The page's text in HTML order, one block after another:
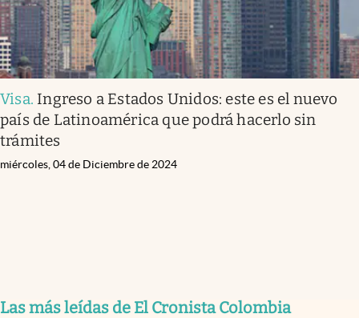
Visa. Ingreso a Estados Unidos: este es el nuevo
país de Latinoamérica que podrá hacerlo sin
trámites
miércoles, 04 de Diciembre de 2024
Las más leídas de El Cronista Colombia